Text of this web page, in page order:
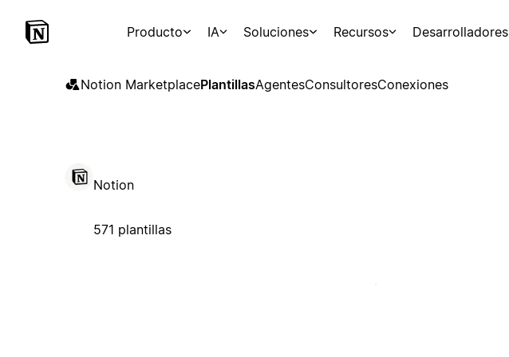
Producto IA Soluciones Recursos Desarrolladores
Notion MarketplacePlantillasAgentesConsultoresConexiones
Notion
571 plantillas